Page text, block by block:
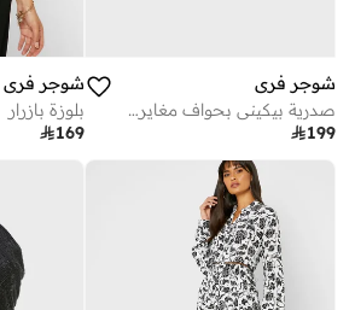
شوجر فري
صدرية بيكيني بحواف مغايرة في اللون
199
شوجر فري
بلوزة بازرار
169